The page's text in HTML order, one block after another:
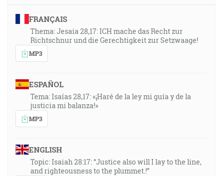
FRANÇAIS
Thema: Jesaia 28,17: ICH mache das Recht zur
Richtschnur und die Gerechtigkeit zur Setzwaage!
MP3
ESPAÑOL
Tema: Isaías 28,17: «¡Haré de la ley mi guía y de la
justicia mi balanza!»
MP3
ENGLISH
Topic: Isaiah 28:17: “Justice also will I lay to the line,
and righteousness to the plummet.!”